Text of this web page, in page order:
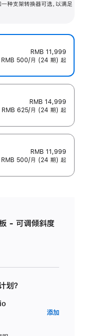
种支架转换器可选，以满足
RMB 11,999
RMB 500/月 (24 期) 起
RMB 14,999
RMB 625/月 (24 期) 起
RMB 11,999
RMB 500/月 (24 期) 起
- 可调倾斜度
划？
添加